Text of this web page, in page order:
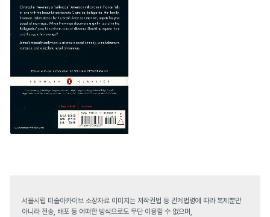
서울시립 미술아카이브 소장자료 이미지는 저작권법 등 관계법령에 따라 복제뿐만
아니라 전송, 배포 등 어떠한 방식으로도 무단 이용할 수 없으며,